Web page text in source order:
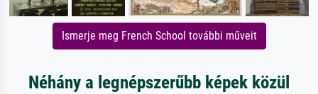
Ismerje meg French School további műveit
Néhány a legnépszerűbb képek közül